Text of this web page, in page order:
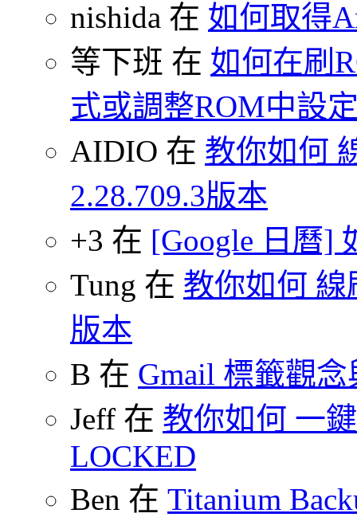
nishida 在 如何取得
等下班 在 如何在刷
式或調整ROM中設
AIDIO 在 教你如何
2.28.709.3版本
+3 在 [Google 日曆]
Tung 在 教你如何 線
版本
B 在 Gmail 標籤觀
Jeff 在 教你如何 一
LOCKED
Ben 在 Titanium